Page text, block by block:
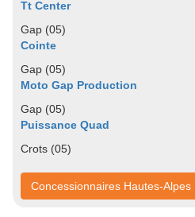
Tt Center
Gap (05)
Cointe
Gap (05)
Moto Gap Production
Gap (05)
Puissance Quad
Crots (05)
Concessionnaires Hautes-Alpes